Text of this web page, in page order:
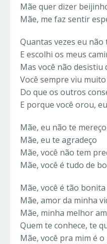
Mãe quer dizer
Mãe, me faz sentir
Quantas vezes eu não
E escolhi os meus
Mas você não desistiu
Você sempre viu
Do que os outros
E porque você orou,
Mãe, eu não te mereço
Mãe, eu te agradeço
Mãe, você não tem
Mãe, você é tudo de
Mãe, você é tão bonita
Mãe, amor da minha
Mãe, minha melhor
Quem te conhece, te
Mãe, você pra mim é